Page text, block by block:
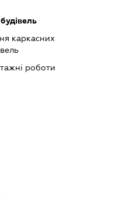
каркасних
роботи